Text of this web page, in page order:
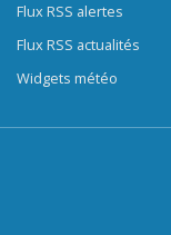
Flux RSS alertes
Flux RSS actualités
Widgets météo